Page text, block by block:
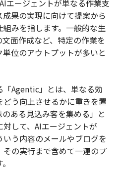
エージェントが単なる作業支
果の実現に向けて提案から
みを指します。一般的な生
面作成など、特定の作業を
位のアウトプットが多いと
「Agentic」とは、単なる効
う向上させるかに重きを置
ある見込み客を集める」と
して、AIエージェントが
いう内容のメールやブログを
の実行まで含めて一連のプ